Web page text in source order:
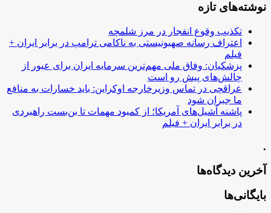
نوشته‌های تازه
تکذیب وقوع انفجار در مرز شلمچه
اعتراف رسانه صهیونیستی به ناکامی ترامپ در برابر ایران +
فیلم
پزشکیان: وفاق ملی مهم‌ترین سرمایه ایران برای عبور از
چالش‌های پیش رو است
عراقچی در تماس وزیرخارجه اوکراین: باید خسارات به منافع
ما جبران شود
پاشنه آشیل‌های آمریکا؛ از کمبود مهمات تا بن‌بست راهبردی
در برابر ایران + فیلم
.
آخرین دیدگاه‌ها
بایگانی‌ها